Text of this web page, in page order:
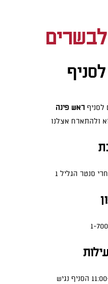
לסניףראש פינה
ולהתארח אצלנו
סנטר הגליל 1
1-